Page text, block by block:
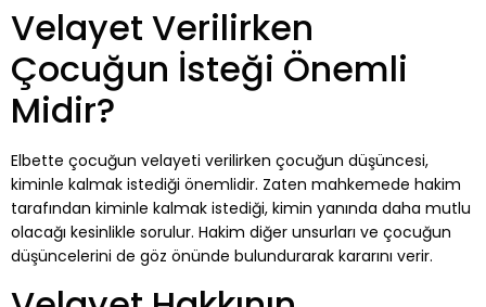
Velayet Verilirken
Çocuğun İsteği Önemli
Midir?
Elbette çocuğun velayeti verilirken çocuğun düşüncesi,
kiminle kalmak istediği önemlidir. Zaten mahkemede hakim
tarafından kiminle kalmak istediği, kimin yanında daha mutlu
olacağı kesinlikle sorulur. Hakim diğer unsurları ve çocuğun
düşüncelerini de göz önünde bulundurarak kararını verir.